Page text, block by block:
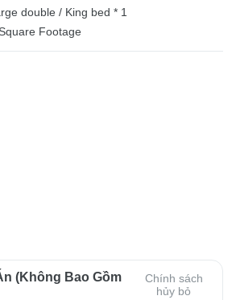
double / King bed * 1
Footage
(Không Bao Gồm
Chính sách
hủy bỏ